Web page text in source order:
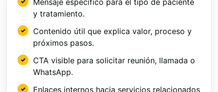
y tratamiento.
Contenido útil que explica valor, proceso y
próximos pasos.
CTA visible para solicitar reunión, llamada o
WhatsApp.
Enlaces internos hacia servicios relacionados